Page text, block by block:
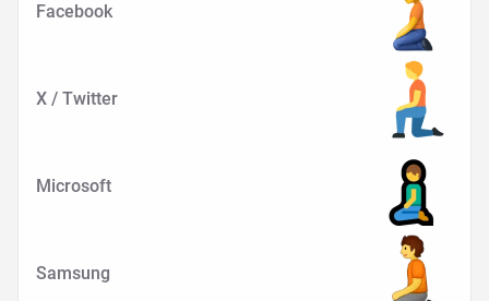
Facebook
X / Twitter
Microsoft
Samsung